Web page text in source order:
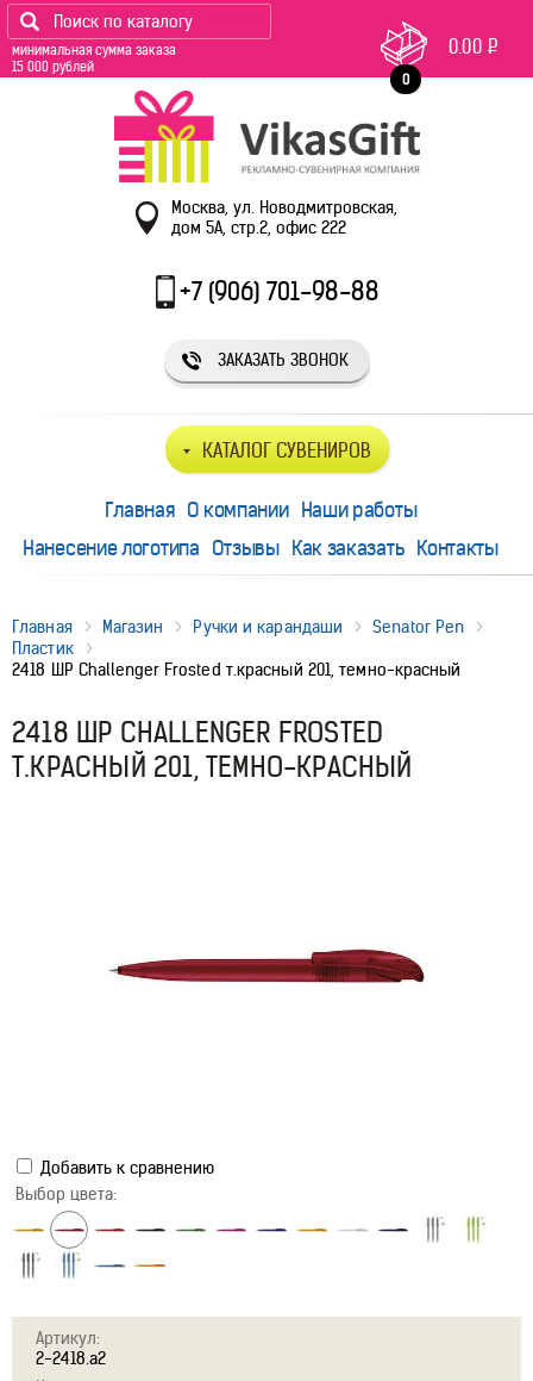
минимальная сумма заказа
15 000 рублей
0
0.00 Р
Москва, ул. Новодмитровская,
дом 5А, стр.2, офис 222
+7 (906) 701-98-88
ЗАКАЗАТЬ ЗВОНОК
КАТАЛОГ СУВЕНИРОВ
Главная О компании Наши работы
Нанесение логотипа Отзывы Как заказать Контакты
Главная Магазин Ручки и карандаши
Senator Pen
Пластик
2418 ШР Challenger Frosted т.красный 201, темно-красный
2418 ШР CHALLENGER FROSTED
Т.КРАСНЫЙ 201, ТЕМНО-КРАСНЫЙ
Добавить к сравнению
Выбор цвета:
Артикул:
2-2418.a2